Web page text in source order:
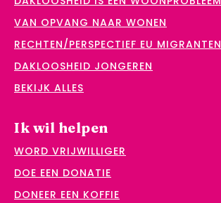
VAN OPVANG NAAR WONEN
RECHTEN/PERSPECTIEF EU MIGRANTEN
DAKLOOSHEID JONGEREN
BEKIJK ALLES
Ik wil helpen
WORD VRIJWILLIGER
DOE EEN DONATIE
DONEER EEN KOFFIE